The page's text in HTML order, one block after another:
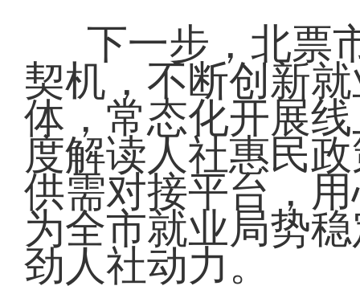
下一步，北票
契机，不断创新
体，常态化开展
度解读人社惠民
供需对接平台，
为全市就业局势
劲人社动力。